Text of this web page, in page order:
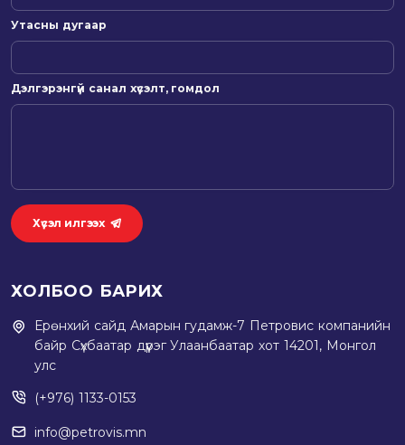
Утасны дугаар
Дэлгэрэнгүй санал хүсэлт, гомдол
Хүсэл илгээх
ХОЛБОО БАРИХ
Ерөнхий сайд Амарын гудамж-7 Петровис компанийн
байр Сүхбаатар дүүрэг Улаанбаатар хот 14201, Монгол
улс
(+976) 1133-0153
info@petrovis.mn